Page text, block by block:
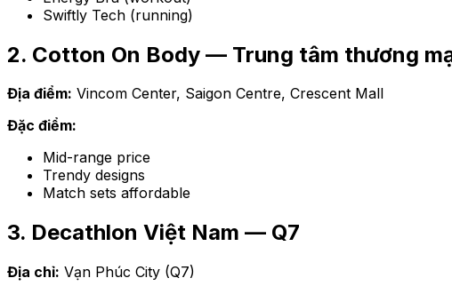
Swiftly Tech (running)
2. Cotton On Body — Trung tâm thương
Địa điểm: Vincom Center, Saigon Centre, Crescent Mall
Đặc điểm:
Mid-range price
Trendy designs
Match sets affordable
3. Decathlon Việt Nam — Q7
Địa chỉ: Vạn Phúc City (Q7)